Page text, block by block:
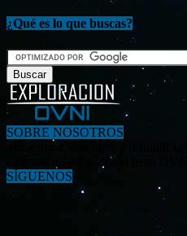
¿Qué es lo que buscas?
SOBRE NOSOTROS
«Investigar, descubrir y difundir la
enigmas relacionados al tema
SÍGUENOS